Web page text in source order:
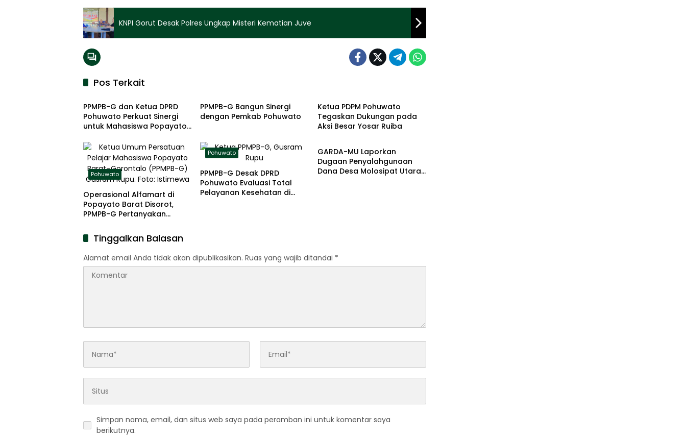
KNPI Gorut Desak Polres Ungkap Misteri Kematian Juve
Pos Terkait
Pohuwato
PPMPB-G dan Ketua DPRD
Pohuwato Perkuat Sinergi
untuk Mahasiswa Popayato
PPMPB-G Bangun Sinergi
dengan Pemkab Pohuwato
Ketua PDPM Pohuwato
Tegaskan Dukungan pada
Aksi Besar Yosar Ruiba
Pohuwato
Operasional Alfamart di
Popayato Barat Disorot,
PPMPB-G Pertanyakan
Pohuwato
PPMPB-G Desak DPRD
Pohuwato Evaluasi Total
Pelayanan Kesehatan di
Pohuwato
GARDA-MU Laporkan
Dugaan Penyalahgunaan
Dana Desa Molosipat Utara
Tinggalkan Balasan
Alamat email Anda tidak akan dipublikasikan. Ruas yang wajib ditandai *
Simpan nama, email, dan situs web saya pada peramban ini untuk komentar saya
berikutnya.